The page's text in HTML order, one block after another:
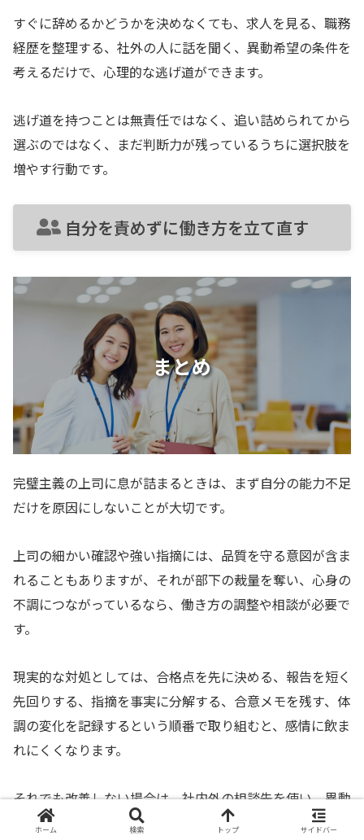
すぐに辞めるかどうかを決めなくても、求人を見る、職務
経歴を整理する、社外の人に話を聞く、異動希望の条件を
考えるだけで、心理的な逃げ道ができます。
逃げ道を持つことは無責任ではなく、追い詰められてから
選ぶのではなく、まだ判断力が残っているうちに選択肢を
増やす行動です。
自分を責めずに働き方を立て直す
まとめ
完璧主義の上司に息が詰まるときは、まず自分の能力不足
だけを原因にしないことが大切です。
上司の細かい確認や強い指摘には、品質を守る意図が含ま
れることもありますが、それが部下の裁量を奪い、心身の
不調につながっているなら、働き方の調整や相談が必要で
す。
現実的な対処としては、合格点を先に決める、報告を短く
先回りする、指摘を事実に分解する、合意メモを残す、体
調の変化を記録するという順番で取り組むと、感情に飲ま
れにくくなります。
それでも改善しない場合は、社内外の相談先を使い、異動
や転職も含めて環境を変える準備を進めてください。
ホーム 検索 トップ サイドバー